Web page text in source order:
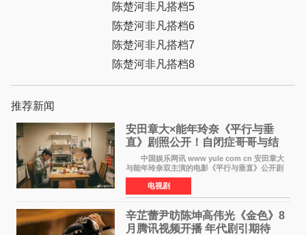
陈楚河非凡搭档5
陈楚河非凡搭档6
陈楚河非凡搭档7
陈楚河非凡搭档8
推荐新闻
安田章大×能年玲奈《平行与垂
直》剧照公开！自闭症哥哥与结
婚前夕妹妹直面未来
中国娱乐网讯 www yule com cn 安田章大
与能年玲奈双主演的电影《平行与垂直》公开剧
照，该片将于8月28日上映。 本片围绕患有自
闭症谱系障碍的哥哥大贵（安田章大 饰）与即将
结婚的妹妹
电视剧
辛芷蕾尹昉陈坤高伟光《金色》8
月腾讯视频开播 年代剧引期待